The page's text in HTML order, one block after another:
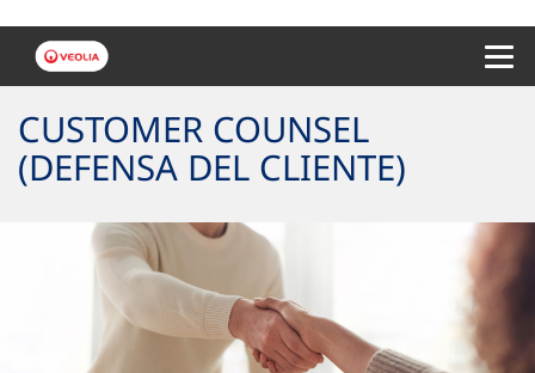
CUSTOMER COUNSEL
(DEFENSA DEL CLIENTE)